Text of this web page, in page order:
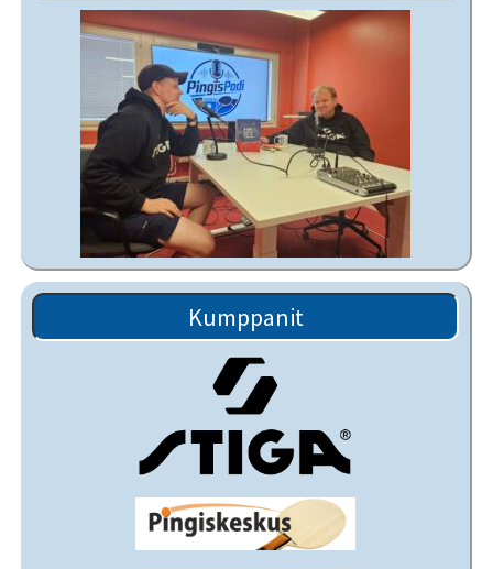
Kumppanit